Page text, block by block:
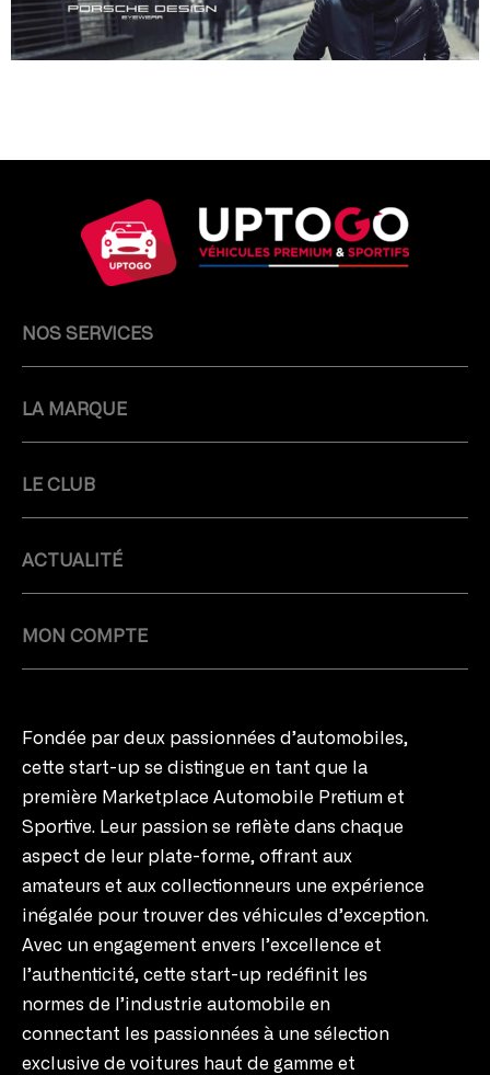
NOS SERVICES
LA MARQUE
LE CLUB
ACTUALITÉ
MON COMPTE
Fondée par deux passionnées d’automobiles,
cette start-up se distingue en tant que la
première Marketplace Automobile Pretium et
Sportive. Leur passion se reflète dans chaque
aspect de leur plate-forme, offrant aux
amateurs et aux collectionneurs une expérience
inégalée pour trouver des véhicules d’exception.
Avec un engagement envers l’excellence et
l’authenticité, cette start-up redéfinit les
normes de l’industrie automobile en
connectant les passionnées à une sélection
exclusive de voitures haut de gamme et